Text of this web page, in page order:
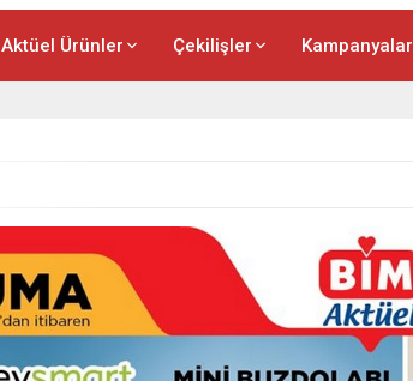
Aktüel Ürünler Çekilişler Kampanyalar